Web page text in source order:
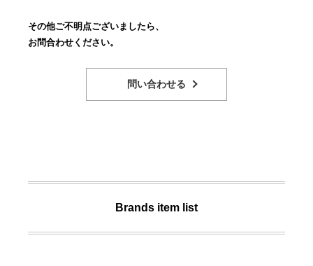
その他ご不明点ございましたら、
お問合わせください。
問い合わせる
Brands item list